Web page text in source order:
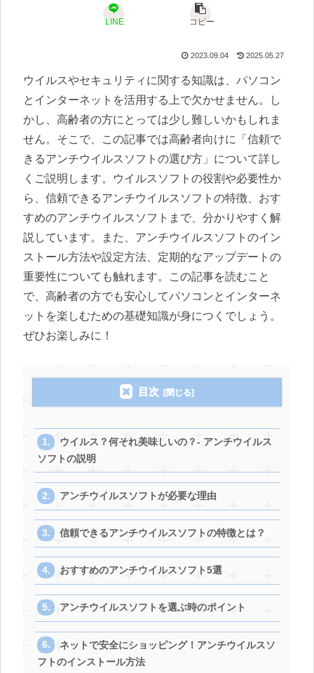
LINE コピー
2023.09.04 2025.05.27
ウイルスやセキュリティに関する知識は、パソコン
とインターネットを活用する上で欠かせません。し
かし、高齢者の方にとっては少し難しいかもしれま
せん。そこで、この記事では高齢者向けに「信頼で
きるアンチウイルスソフトの選び方」について詳し
くご説明します。ウイルスソフトの役割や必要性か
ら、信頼できるアンチウイルスソフトの特徴、おす
すめのアンチウイルスソフトまで、分かりやすく解
説しています。また、アンチウイルスソフトのイン
ストール方法や設定方法、定期的なアップデートの
重要性についても触れます。この記事を読むこと
で、高齢者の方でも安心してパソコンとインターネ
ットを楽しむための基礎知識が身につくでしょう。
ぜひお楽しみに！
目次
ウイルス？何それ美味しいの？- アンチウイルス
ソフトの説明
アンチウイルスソフトが必要な理由
信頼できるアンチウイルスソフトの特徴とは？
おすすめのアンチウイルスソフト5選
アンチウイルスソフトを選ぶ時のポイント
ネットで安全にショッピング！アンチウイルスソ
フトのインストール方法